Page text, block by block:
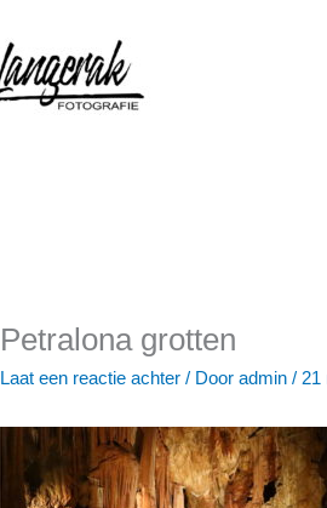
Petralona grotten
Laat een reactie achter / Dooradmin/ 21